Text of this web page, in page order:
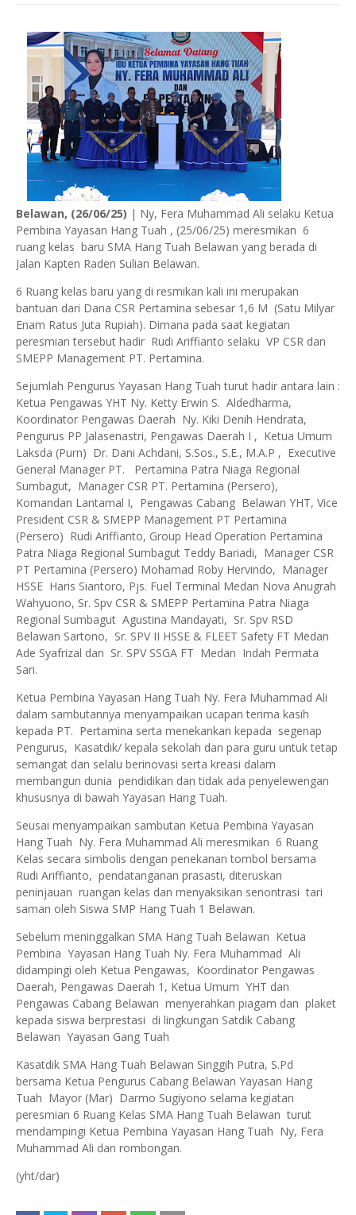
Belawan, (26/06/25) | Ny, Fera Muhammad Ali selaku Ketua
Pembina Yayasan Hang Tuah , (25/06/25) meresmikan 6
ruang kelas baru SMA Hang Tuah Belawan yang berada di
Jalan Kapten Raden Sulian Belawan.
6 Ruang kelas baru yang di resmikan kali ini merupakan
bantuan dari Dana CSR Pertamina sebesar 1,6 M (Satu Milyar
Enam Ratus Juta Rupiah). Dimana pada saat kegiatan
peresmian tersebut hadir Rudi Ariffianto selaku VP CSR dan
SMEPP Management PT. Pertamina.
Sejumlah Pengurus Yayasan Hang Tuah turut hadir antara lain :
Ketua Pengawas YHT Ny. Ketty Erwin S. Aldedharma,
Koordinator Pengawas Daerah Ny. Kiki Denih Hendrata,
Pengurus PP Jalasenastri, Pengawas Daerah I , Ketua Umum
Laksda (Purn) Dr. Dani Achdani, S.Sos., S.E., M.A.P , Executive
General Manager PT. Pertamina Patra Niaga Regional
Sumbagut, Manager CSR PT. Pertamina (Persero),
Komandan Lantamal I, Pengawas Cabang Belawan YHT, Vice
President CSR & SMEPP Management PT Pertamina
(Persero) Rudi Ariffianto, Group Head Operation Pertamina
Patra Niaga Regional Sumbagut Teddy Bariadi, Manager CSR
PT Pertamina (Persero) Mohamad Roby Hervindo, Manager
HSSE Haris Siantoro, Pjs. Fuel Terminal Medan Nova Anugrah
Wahyuono, Sr. Spv CSR & SMEPP Pertamina Patra Niaga
Regional Sumbagut Agustina Mandayati, Sr. Spv RSD
Belawan Sartono, Sr. SPV II HSSE & FLEET Safety FT Medan
Ade Syafrizal dan Sr. SPV SSGA FT Medan Indah Permata
Sari.
Ketua Pembina Yayasan Hang Tuah Ny. Fera Muhammad Ali
dalam sambutannya menyampaikan ucapan terima kasih
kepada PT. Pertamina serta menekankan kepada segenap
Pengurus, Kasatdik/ kepala sekolah dan para guru untuk tetap
semangat dan selalu berinovasi serta kreasi dalam
membangun dunia pendidikan dan tidak ada penyelewengan
khususnya di bawah Yayasan Hang Tuah.
Seusai menyampaikan sambutan Ketua Pembina Yayasan
Hang Tuah Ny. Fera Muhammad Ali meresmikan 6 Ruang
Kelas secara simbolis dengan penekanan tombol bersama
Rudi Ariffianto, pendatanganan prasasti, diteruskan
peninjauan ruangan kelas dan menyaksikan senontrasi tari
saman oleh Siswa SMP Hang Tuah 1 Belawan.
Sebelum meninggalkan SMA Hang Tuah Belawan Ketua
Pembina Yayasan Hang Tuah Ny. Fera Muhammad Ali
didampingi oleh Ketua Pengawas, Koordinator Pengawas
Daerah, Pengawas Daerah 1, Ketua Umum YHT dan
Pengawas Cabang Belawan menyerahkan piagam dan plaket
kepada siswa berprestasi di lingkungan Satdik Cabang
Belawan Yayasan Gang Tuah
Kasatdik SMA Hang Tuah Belawan Singgih Putra, S.Pd
bersama Ketua Pengurus Cabang Belawan Yayasan Hang
Tuah Mayor (Mar) Darmo Sugiyono selama kegiatan
peresmian 6 Ruang Kelas SMA Hang Tuah Belawan turut
mendampingi Ketua Pembina Yayasan Hang Tuah Ny, Fera
Muhammad Ali dan rombongan.
(yht/dar)